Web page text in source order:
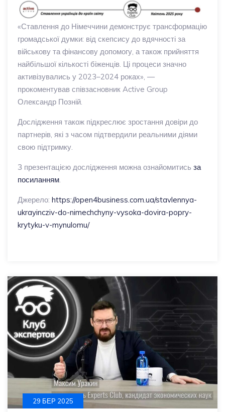
«Ставлення до Німеччини демонструє трансформацію
громадської думки: від скепсису до вдячності за
військову та фінансову допомогу, а також прийняття
найбільшої кількості біженців. Ці процеси значно
активізувались у 2023–2024 роках», —
прокоментував співзасновник Active Group
Олександр Позній.
Дослідження також підкреслює зростання довіри до
партнерів, які з часом підтвердили реальними діями
свою підтримку.
З презентацією дослідження можна ознайомитись за
посиланням.
Джерело: https://open4business.com.ua/stavlennya-
ukrayincziv-do-nimechchyny-vysoka-dovira-popry-
krytyku-v-mynulomu/
29 БЕР 2025